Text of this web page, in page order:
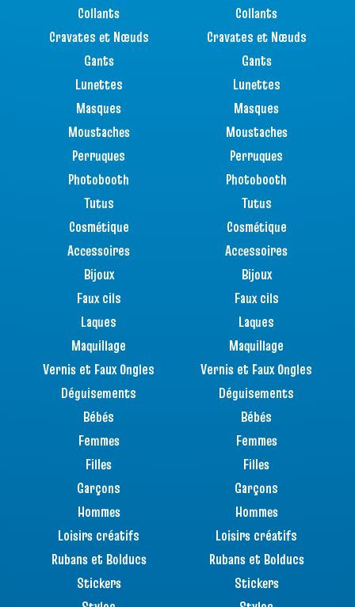
Collants
Cravates et Nœuds
Gants
Lunettes
Masques
Moustaches
Perruques
Photobooth
Tutus
Cosmétique
Accessoires
Bijoux
Faux cils
Laques
Maquillage
Vernis et Faux Ongles
Déguisements
Bébés
Femmes
Filles
Garçons
Hommes
Loisirs créatifs
Rubans et Bolducs
Stickers
Collants
Cravates et Nœuds
Gants
Lunettes
Masques
Moustaches
Perruques
Photobooth
Tutus
Cosmétique
Accessoires
Bijoux
Faux cils
Laques
Maquillage
Vernis et Faux Ongles
Déguisements
Bébés
Femmes
Filles
Garçons
Hommes
Loisirs créatifs
Rubans et Bolducs
Stickers